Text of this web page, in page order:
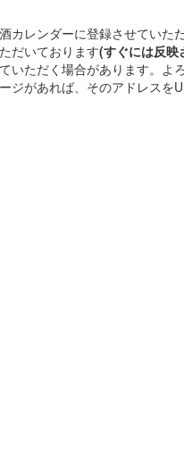
レンダーに登録させていただ
だいております(すぐには反映
ただく場合があります。よ
があれば、そのアドレスを